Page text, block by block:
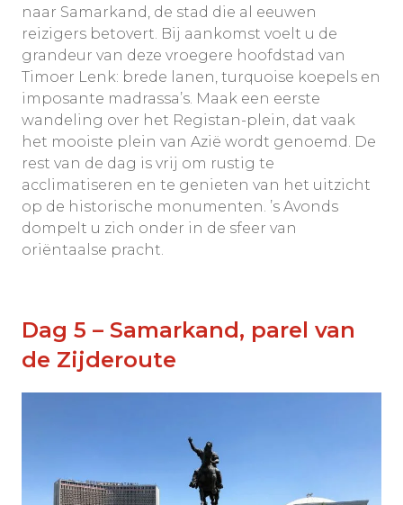
naar Samarkand, de stad die al eeuwen
reizigers betovert. Bij aankomst voelt u de
grandeur van deze vroegere hoofdstad van
Timoer Lenk: brede lanen, turquoise koepels en
imposante madrassa’s. Maak een eerste
wandeling over het Registan-plein, dat vaak
het mooiste plein van Azië wordt genoemd. De
rest van de dag is vrij om rustig te
acclimatiseren en te genieten van het uitzicht
op de historische monumenten. ’s Avonds
dompelt u zich onder in de sfeer van
oriëntaalse pracht.
Dag 5 – Samarkand, parel van
de Zijderoute